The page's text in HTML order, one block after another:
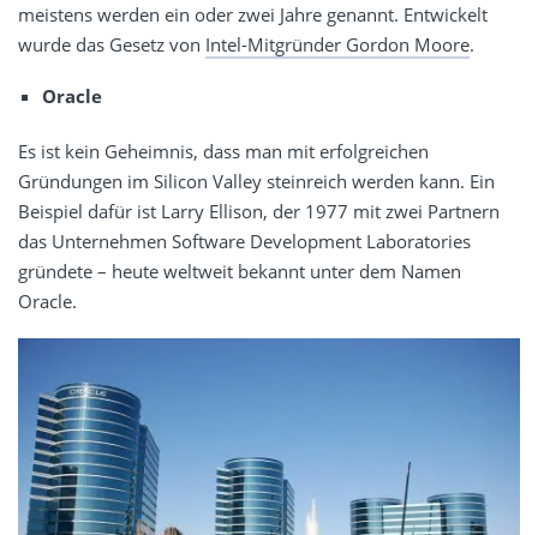
meistens werden ein oder zwei Jahre genannt. Entwickelt
wurde das Gesetz von Intel-Mitgründer Gordon Moore.
Oracle
Es ist kein Geheimnis, dass man mit erfolgreichen
Gründungen im Silicon Valley steinreich werden kann. Ein
Beispiel dafür ist Larry Ellison, der 1977 mit zwei Partnern
das Unternehmen Software Development Laboratories
gründete – heute weltweit bekannt unter dem Namen
Oracle.